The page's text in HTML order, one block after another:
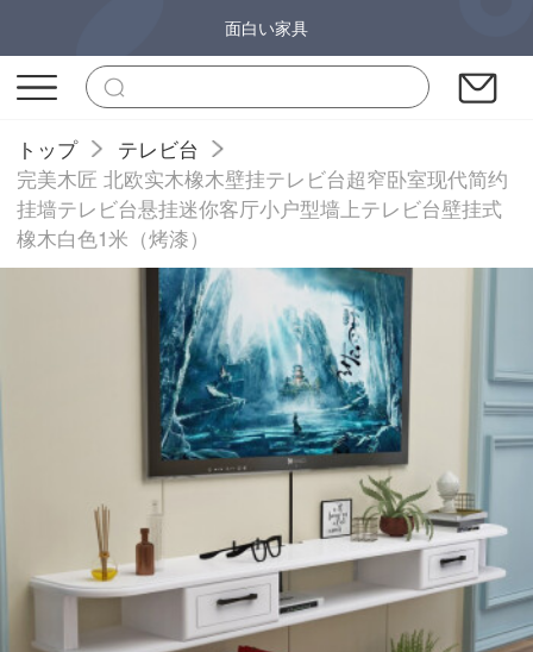
面白い家具
トップ
テレビ台
完美木匠 北欧实木橡木壁挂テレビ台超窄卧室现代简约
挂墙テレビ台悬挂迷你客厅小户型墙上テレビ台壁挂式
橡木白色1米（烤漆）